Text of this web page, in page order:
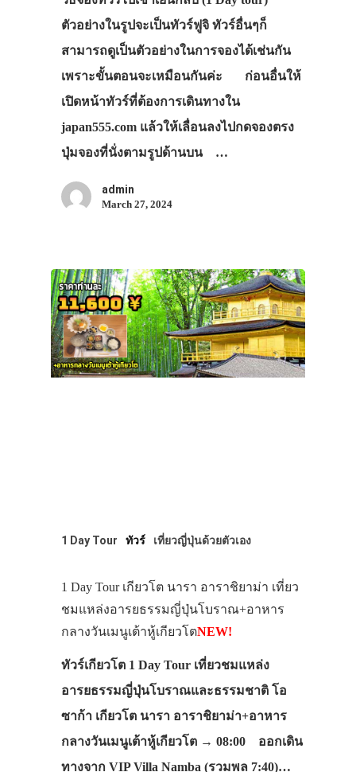
ตัวอย่างในรูปจะเป็นทัวร์ฟูจิ ทัวร์อื่นๆก็
สามารถดูเป็นตัวอย่างในการจองได้เช่นกัน
เพราะขั้นตอนจะเหมือนกันค่ะ ก่อนอื่นให้
เปิดหน้าทัวร์ที่ต้องการเดินทางใน
japan555.com แล้วให้เลื่อนลงไปกดจองตรง
ปุ่มจองที่นั่งตามรูปด้านบน …
admin
March 27, 2024
1 Day Tour ทัวร์ เที่ยวญี่ปุ่นด้วยตัวเอง
1 Day Tour เกียวโต นารา อาราชิยาม่า เที่ยว
ชมแหล่งอารยธรรมญี่ปุ่นโบราณ+อาหาร
กลางวันเมนูเต้าหู้เกียวโตNEW!
ทัวร์เกียวโต 1 Day Tour เที่ยวชมแหล่ง
อารยธรรมญี่ปุ่นโบราณและธรรมชาติ โอ
ซาก้า เกียวโต นารา อาราชิยาม่า+อาหาร
กลางวันเมนูเต้าหู้เกียวโต → 08:00 ออกเดิน
ทางจาก VIP Villa Namba (รวมพล 7:40)…